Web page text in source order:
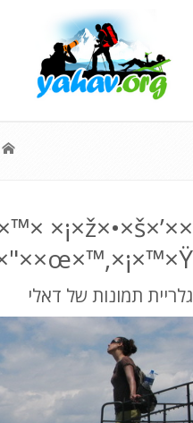
×¡×ž×•×š
גלריית תמונות של דאלי